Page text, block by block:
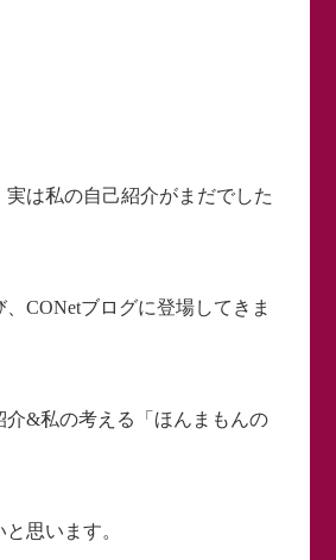
実は私の自己紹介がまだでした
CONetブログに登場してきま
介&私の考える「ほんまもんの
思います。